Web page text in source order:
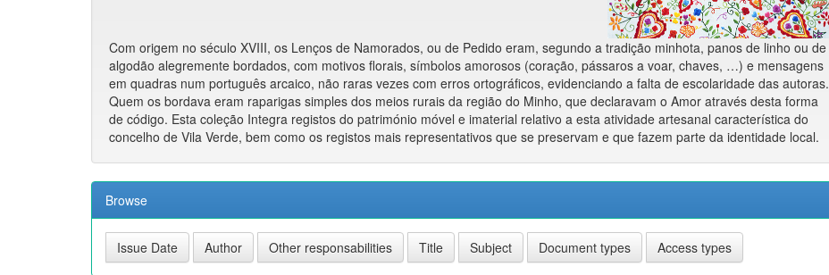
Com origem no século XVIII, os Lenços de Namorados, ou de Pedido eram, segundo a tradição minhota, panos de linho ou de
algodão alegremente bordados, com motivos florais, símbolos amorosos (coração, pássaros a voar, chaves, …) e mensagens
em quadras num português arcaico, não raras vezes com erros ortográficos, evidenciando a falta de escolaridade das autoras.
Quem os bordava eram raparigas simples dos meios rurais da região do Minho, que declaravam o Amor através desta forma
de código. Esta coleção Integra registos do património móvel e imaterial relativo a esta atividade artesanal característica do
concelho de Vila Verde, bem como os registos mais representativos que se preservam e que fazem parte da identidade local.
Browse